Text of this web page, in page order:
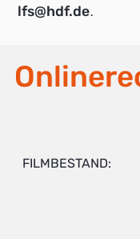
lfs@hdf.de.
FILMBESTAND: